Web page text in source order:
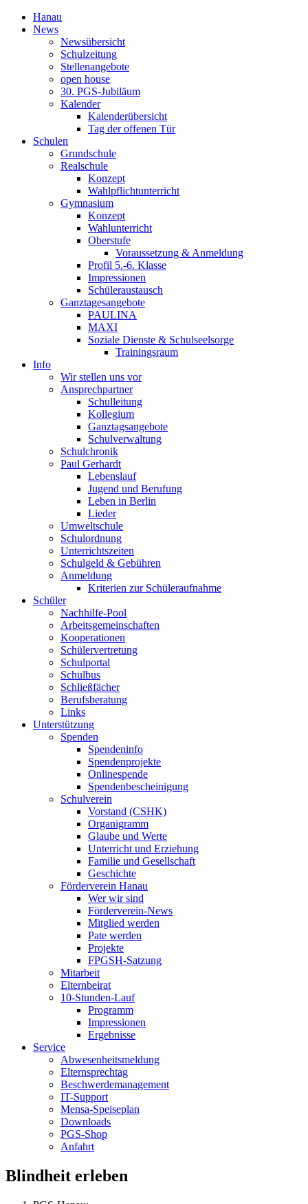
Hanau
News
Newsübersicht
Schulzeitung
Stellenangebote
open house
30. PGS-Jubiläum
Kalender
Kalenderübersicht
Tag der offenen Tür
Schulen
Grundschule
Realschule
Konzept
Wahlpflichtunterricht
Gymnasium
Konzept
Wahlunterricht
Oberstufe
Voraussetzung & Anmeldung
Profil 5.-6. Klasse
Impressionen
Schüleraustausch
Ganztagesangebote
PAULINA
MAXI
Soziale Dienste & Schulseelsorge
Trainingsraum
Info
Wir stellen uns vor
Ansprechpartner
Schulleitung
Kollegium
Ganztagsangebote
Schulverwaltung
Schulchronik
Paul Gerhardt
Lebenslauf
Jugend und Berufung
Leben in Berlin
Lieder
Umweltschule
Schulordnung
Unterrichtszeiten
Schulgeld & Gebühren
Anmeldung
Kriterien zur Schüleraufnahme
Schüler
Nachhilfe-Pool
Arbeitsgemeinschaften
Kooperationen
Schülervertretung
Schulportal
Schulbus
Schließfächer
Berufsberatung
Links
Unterstützung
Spenden
Spendeninfo
Spendenprojekte
Onlinespende
Spendenbescheinigung
Schulverein
Vorstand (CSHK)
Organigramm
Glaube und Werte
Unterricht und Erziehung
Familie und Gesellschaft
Geschichte
Förderverein Hanau
Wer wir sind
Förderverein-News
Mitglied werden
Pate werden
Projekte
FPGSH-Satzung
Mitarbeit
Elternbeirat
10-Stunden-Lauf
Programm
Impressionen
Ergebnisse
Service
Abwesenheitsmeldung
Elternsprechtag
Beschwerdemanagement
IT-Support
Mensa-Speiseplan
Downloads
PGS-Shop
Anfahrt
Blindheit erleben